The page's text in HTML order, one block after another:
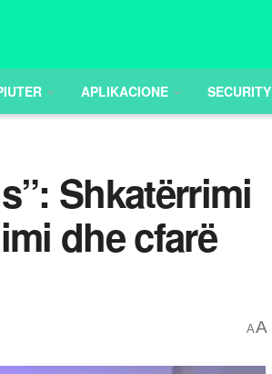
APLIKACIONE SECURITY
Shkatërrimi
dhe cfarë
AA